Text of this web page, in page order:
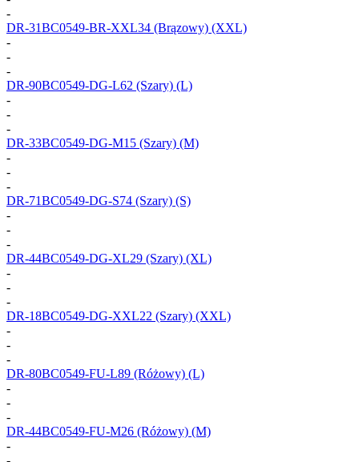
-
DR-31BC0549-BR-XXL34 (Brązowy) (XXL)
-
-
-
DR-90BC0549-DG-L62 (Szary) (L)
-
-
-
DR-33BC0549-DG-M15 (Szary) (M)
-
-
-
DR-71BC0549-DG-S74 (Szary) (S)
-
-
-
DR-44BC0549-DG-XL29 (Szary) (XL)
-
-
-
DR-18BC0549-DG-XXL22 (Szary) (XXL)
-
-
-
DR-80BC0549-FU-L89 (Różowy) (L)
-
-
-
DR-44BC0549-FU-M26 (Różowy) (M)
-